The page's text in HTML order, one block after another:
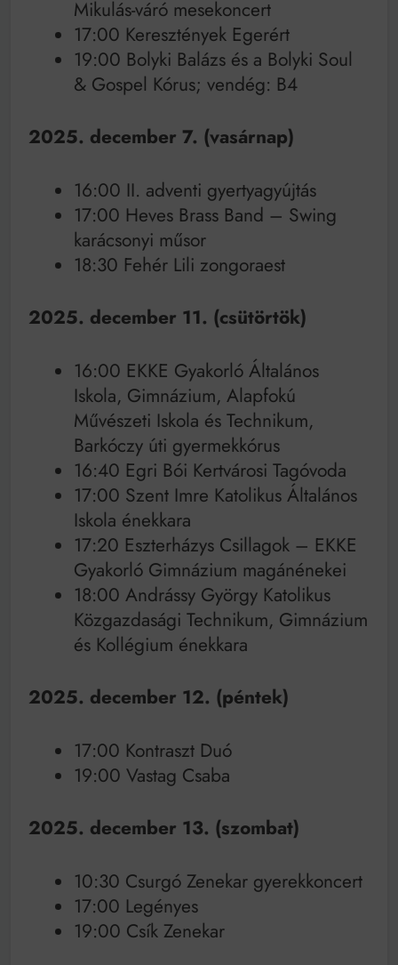
Mikulás-váró mesekoncert
17:00 Keresztények Egerért
19:00 Bolyki Balázs és a Bolyki Soul
& Gospel Kórus; vendég: B4
2025. december 7. (vasárnap)
16:00 II. adventi gyertyagyújtás
17:00 Heves Brass Band – Swing
karácsonyi műsor
18:30 Fehér Lili zongoraest
2025. december 11. (csütörtök)
16:00 EKKE Gyakorló Általános
Iskola, Gimnázium, Alapfokú
Művészeti Iskola és Technikum,
Barkóczy úti gyermekkórus
16:40 Egri Bói Kertvárosi Tagóvoda
17:00 Szent Imre Katolikus Általános
Iskola énekkara
17:20 Eszterházys Csillagok – EKKE
Gyakorló Gimnázium magánénekei
18:00 Andrássy György Katolikus
Közgazdasági Technikum, Gimnázium
és Kollégium énekkara
2025. december 12. (péntek)
17:00 Kontraszt Duó
19:00 Vastag Csaba
2025. december 13. (szombat)
10:30 Csurgó Zenekar gyerekkoncert
17:00 Legényes
19:00 Csík Zenekar